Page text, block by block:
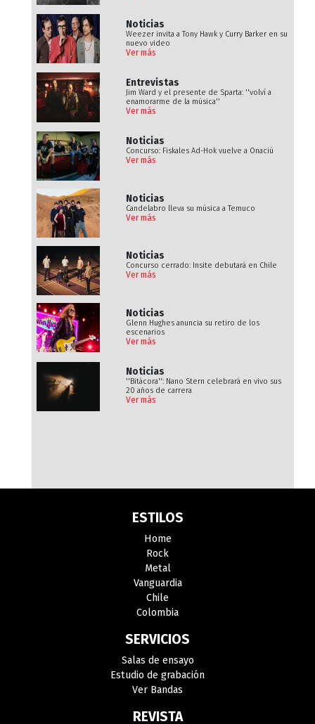
Noticias
Weezer invita a Tony Hawk y Curry Barker en su
nuevo video
Ver más
Entrevistas
Jim Ward y el presente de Sparta: ''volví a
enamorarme de la música''
Ver más
Noticias
Concurso: Fiskales Ad-Hok vuelve a Onaciú
Ver más
Noticias
Candelabro lleva su música a Temuco
Ver más
Noticias
Concurso cerrado: Insite debutará en Chile
Ver más
Noticias
Glenn Hughes anuncia su retiro de los
escenarios
Ver más
Noticias
''Bitácora'': Nano Stern celebrará en vivo sus
20 años de carrera
Ver más
ESTILOS
Home
Rock
Metal
Vanguardia
Chile
Colombia
SERVICIOS
Salas de ensayo
Estudio de grabación
Ver Bandas
REVISTA